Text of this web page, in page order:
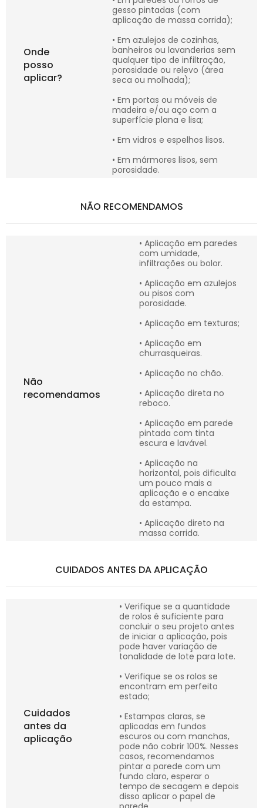
Onde
posso
aplicar?
gesso pintadas (com
aplicação de massa corrida);
• Em azulejos de cozinhas,
banheiros ou lavanderias sem
qualquer tipo de infiltração,
porosidade ou relevo (área
seca ou molhada);
• Em portas ou móveis de
madeira e/ou aço com a
superfície plana e lisa;
• Em vidros e espelhos lisos.
• Em mármores lisos, sem
porosidade.
NÃO RECOMENDAMOS
Não
recomendamos
• Aplicação em paredes
com umidade,
infiltrações ou bolor.
• Aplicação em azulejos
ou pisos com
porosidade.
• Aplicação em texturas;
• Aplicação em
churrasqueiras.
• Aplicação no chão.
• Aplicação direta no
reboco.
• Aplicação em parede
pintada com tinta
escura e lavável.
• Aplicação na
horizontal, pois dificulta
um pouco mais a
aplicação e o encaixe
da estampa.
• Aplicação direto na
massa corrida.
CUIDADOS ANTES DA APLICAÇÃO
Cuidados
antes da
aplicação
• Verifique se a quantidade
de rolos é suficiente para
concluir o seu projeto antes
de iniciar a aplicação, pois
pode haver variação de
tonalidade de lote para lote.
• Verifique se os rolos se
encontram em perfeito
estado;
• Estampas claras, se
aplicadas em fundos
escuros ou com manchas,
pode não cobrir 100%. Nesses
casos, recomendamos
pintar a parede com um
fundo claro, esperar o
tempo de secagem e depois
disso aplicar o papel de